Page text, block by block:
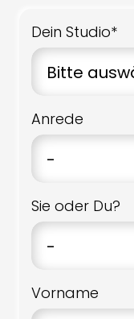
Dein Studio*
Anrede
Sie oder Du?
Vorname